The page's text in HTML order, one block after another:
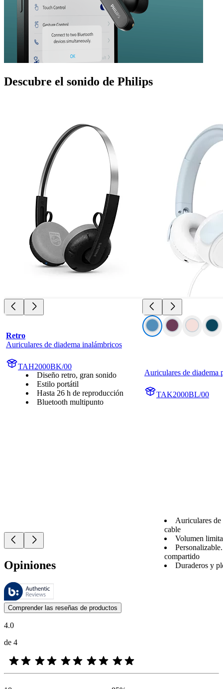
Descubre el sonido de Philips
Retro
Auriculares de diadema inalámbricos
TAH2000BK/00
Diseño retro, gran sonido
Estilo portátil
Hasta 26 h de reproducción
Bluetooth multipunto
Auriculares de diadema
TAK2000BL/00
Auriculares de
cable
Volumen
compartido
Duraderos y
Opiniones
Estas reseñas las gestiona Bazaarvoice y cumplen con la política de
Las opiniones de los clientes en forma de reseñas de productos y
Comprender las reseñas de productos
4.0
de 4